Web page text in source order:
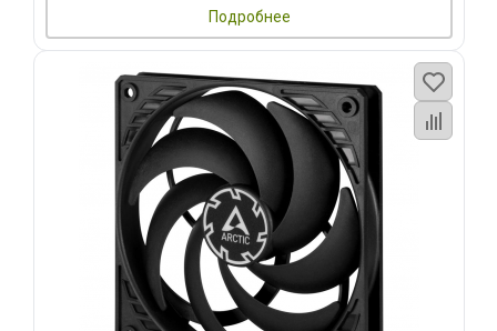
Подробнее